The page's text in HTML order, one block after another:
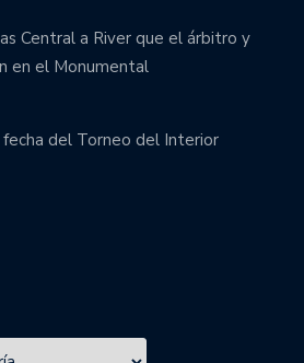
Central a River que el árbitro y
en el Monumental
fecha del Torneo del Interior